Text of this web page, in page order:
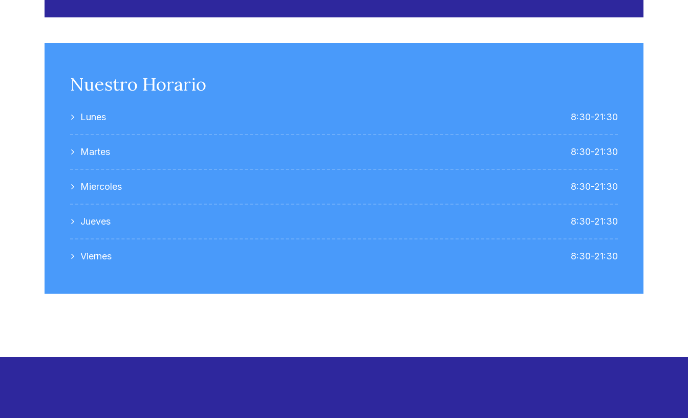
Nuestro Horario
Lunes 8:30-21:30
Martes 8:30-21:30
Miercoles 8:30-21:30
Jueves 8:30-21:30
Viernes 8:30-21:30